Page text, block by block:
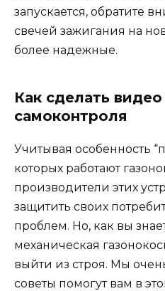
запускается, обратите
свечей зажигания на
более надежные.
Как сделать
самоконтроля
Учитывая особенность
которых работают
производители этих
защитить своих
проблем. Но, как вы
механическая
выйти из строя. Мы
советы помогут вам в